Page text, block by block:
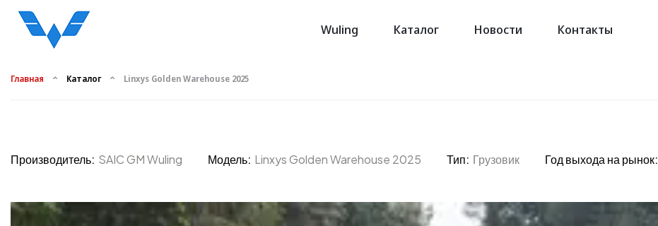
Wuling Каталог Новости Контакты
Главная Каталог Linxys Golden Warehouse 2025
Производитель: SAIC GM Wuling Модель: Linxys Golden Warehouse 2025 Тип: Грузовик Год выхода на рынок: